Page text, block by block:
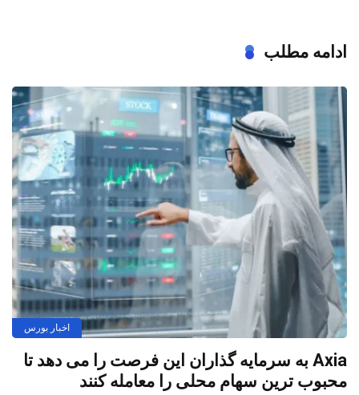
ادامه مطلب
اخبار بورس
Axia به سرمایه گذاران این فرصت را می دهد تا
محبوب ترین سهام محلی را معامله کنند